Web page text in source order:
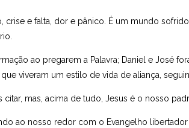
crise e falta, dor e pânico. É um mundo
ao pregarem a Palavra; Daniel e José
viveram um estilo de vida de aliança,
mas, acima de tudo, Jesus é o nosso
ao nosso redor com o Evangelho